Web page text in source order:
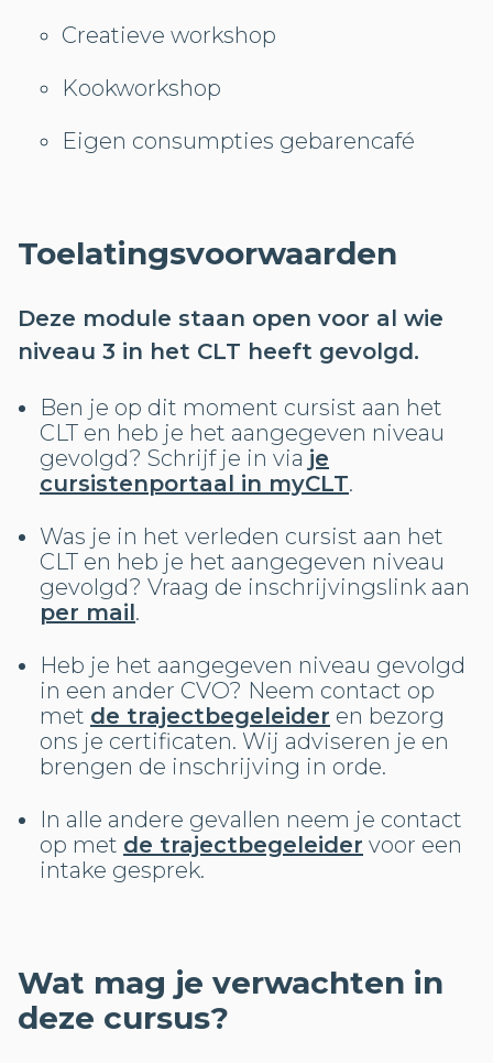
Creatieve workshop
Kookworkshop
Eigen consumpties gebarencafé
Toelatingsvoorwaarden
Deze module staan open voor al wie
niveau 3 in het CLT heeft gevolgd.
Ben je op dit moment cursist aan het
CLT en heb je het aangegeven niveau
gevolgd? Schrijf je in via je
cursistenportaal in myCLT.
Was je in het verleden cursist aan het
CLT en heb je het aangegeven niveau
gevolgd? Vraag de inschrijvingslink aan
per mail.
Heb je het aangegeven niveau gevolgd
in een ander CVO? Neem contact op
met de trajectbegeleider en bezorg
ons je certificaten. Wij adviseren je en
brengen de inschrijving in orde.
In alle andere gevallen neem je contact
op met de trajectbegeleider voor een
intake gesprek.
Wat mag je verwachten in
deze cursus?